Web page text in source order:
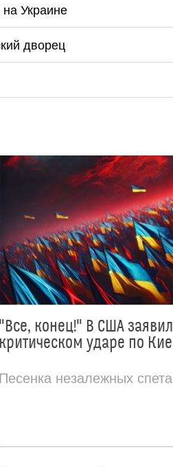
Украине
дворец
"Все, конец!" В США
критическом ударе по
Песенка незалежных спета